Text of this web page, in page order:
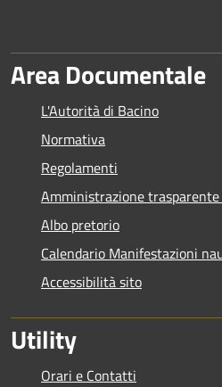
Area Documentale
L'Autorità di Bacino
Normativa
Regolamenti
Amministrazione
Albo pretorio
Calendario Manifestazioni
Accessibilità sito
Utility
Orari e Contatti